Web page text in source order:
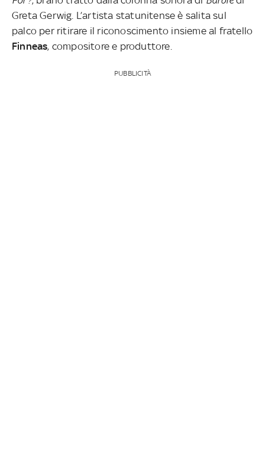
Greta Gerwig. L’artista statunitense è salita sul
palco per ritirare il riconoscimento insieme al fratello
Finneas, compositore e produttore.
PUBBLICITÀ